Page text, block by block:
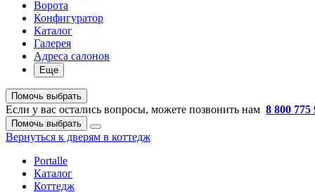
Ворота
Конфигуратор
Каталог
Галерея
Адреса салонов
Еще
Помочь выбрать
Если у вас остались вопросы, можете позвонить нам 8 800 775
Помочь выбрать
Вернуться к дверям в коттедж
Portalle
Каталог
Коттедж